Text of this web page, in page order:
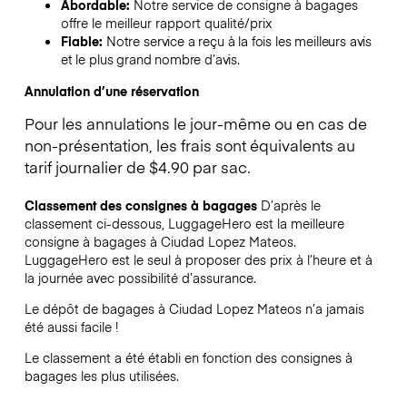
Abordable: Notre service de consigne à bagages
offre le meilleur rapport qualité/prix
Fiable: Notre service a reçu à la fois les meilleurs avis
et le plus grand nombre d’avis.
Annulation d’une réservation
Pour les annulations le jour-même ou en cas de
non-présentation, les frais sont équivalents au
tarif journalier de $4.90 par sac.
Classement des consignes à bagages D’après le
classement ci-dessous, LuggageHero est la meilleure
consigne à bagages à Ciudad Lopez Mateos.
LuggageHero est le seul à proposer des prix à l’heure et à
la journée avec possibilité d’assurance.
Le dépôt de bagages à Ciudad Lopez Mateosn’a jamais
été aussi facile !
Le classement a été établi en fonction des consignes à
bagages les plus utilisées.